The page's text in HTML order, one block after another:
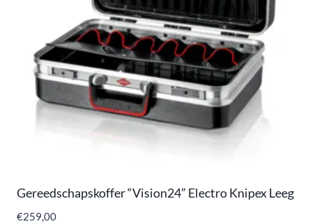
Gereedschapskoffer “Vision24” Electro Knipex Leeg
€259,00